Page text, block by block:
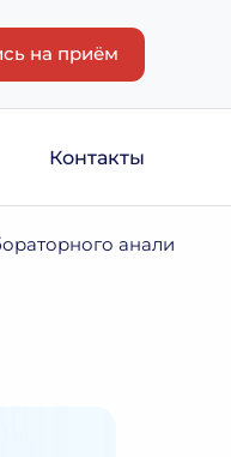
на приём
Контакты
анализа)